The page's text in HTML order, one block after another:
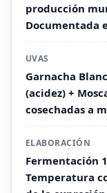
producción
Documentada
UVAS
Garnacha
(acidez) +
cosechadas a
ELABORACIÓN
Fermentación
Temperatura